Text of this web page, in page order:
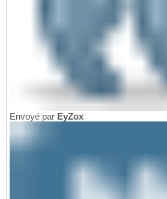
Envoyé par EyZox